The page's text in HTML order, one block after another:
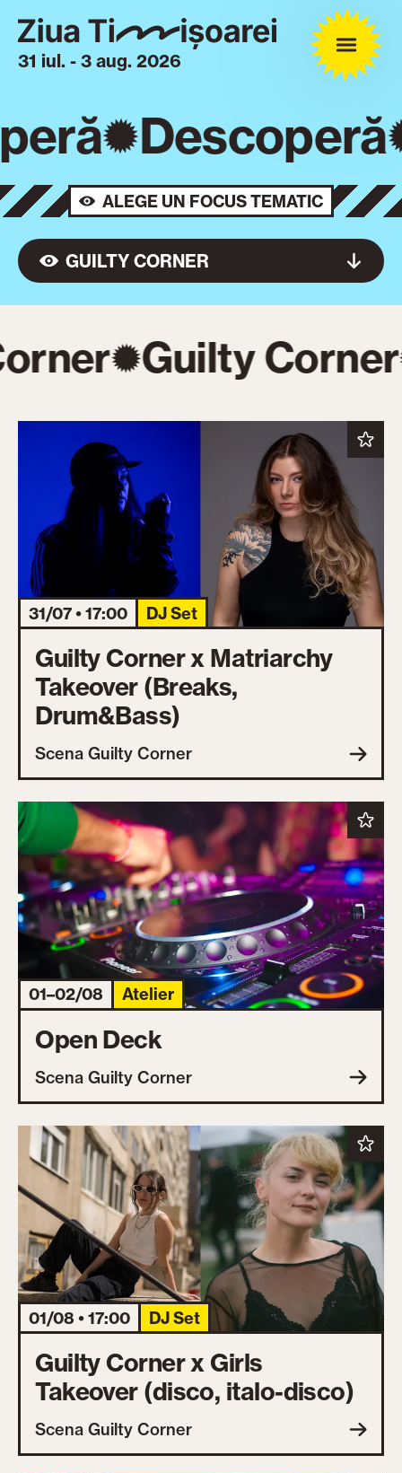
31 iul. - 3 aug. 2026
Descoperă
ALEGE UN FOCUS TEMATIC
GUILTY CORNER
Guilty Corner
31/07 • 17:00 DJ Set
Guilty Corner x Matriarchy
Takeover (Breaks,
Drum&Bass)
Scena Guilty Corner
01–02/08 Atelier
Open Deck
Scena Guilty Corner
01/08 • 17:00 DJ Set
Guilty Corner x Girls
Takeover (disco, italo-disco)
Scena Guilty Corner